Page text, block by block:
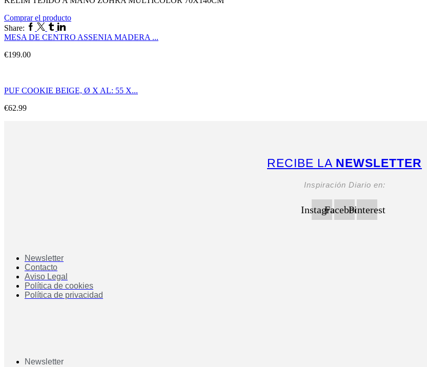
Comprar el producto
Share: Facebook
Twitter
TumblrLinkedin
MESA DE CENTRO ASSENIA MADERA ...
€199.00
PUF COOKIE BEIGE, Ø X AL: 55 X...
€62.99
RECIBE LA NEWSLETTER
Inspiración Diario en:
InstagramFacebookPinterest
Newsletter
Contacto
Aviso Legal
Política de cookies
Política de privacidad
Newsletter